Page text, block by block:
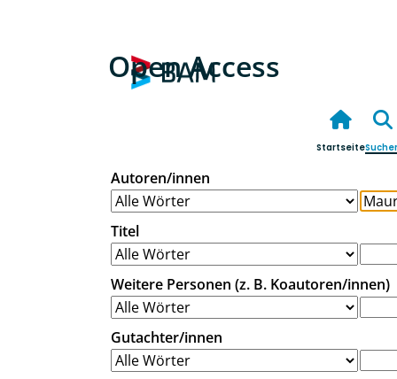
Open Access
Startseite
Autoren/innen
Titel
Weitere Personen (z. B. Koautoren/innen)
Gutachter/innen